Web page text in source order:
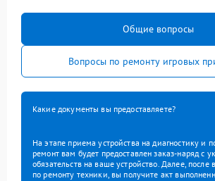
Общие вопросы
Вопросы по ремонту игровых
Какие документы вы предоставляете?
На этапе приема устройства на диагностику и
ремонт вам будет предоставлен заказ-наряд с
обязательств на ваше устройство. Далее, после
по ремонту техники, вы получите акт